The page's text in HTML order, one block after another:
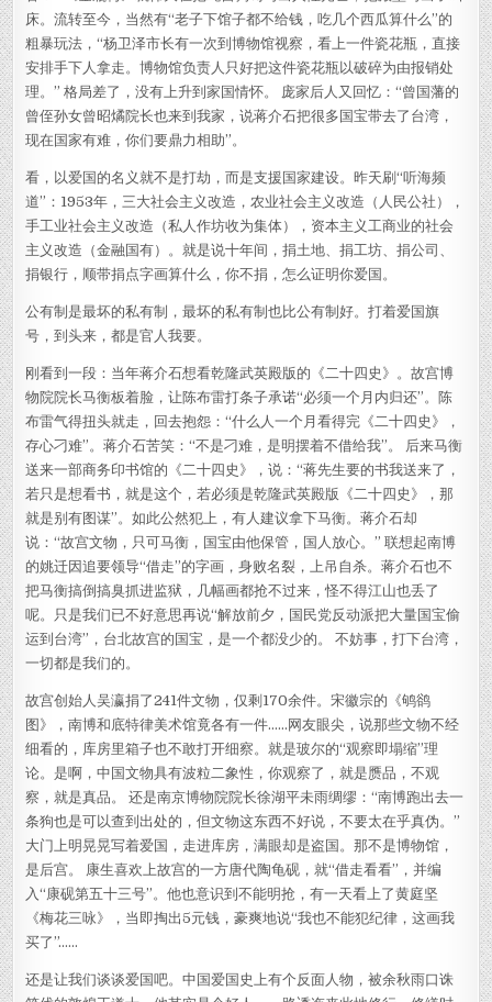
床。流转至今，当然有“老子下馆子都不给钱，吃几个西瓜算什么”的
粗暴玩法，“杨卫泽市长有一次到博物馆视察，看上一件瓷花瓶，直接
安排手下人拿走。博物馆负责人只好把这件瓷花瓶以破碎为由报销处
理。” 格局差了，没有上升到家国情怀。 庞家后人又回忆：“曾国藩的
曾侄孙女曾昭燏院长也来到我家，说蒋介石把很多国宝带去了台湾，
现在国家有难，你们要鼎力相助”。
看，以爱国的名义就不是打劫，而是支援国家建设。昨天刷“听海频
道”：1953年，三大社会主义改造，农业社会主义改造（人民公社），
手工业社会主义改造（私人作坊收为集体），资本主义工商业的社会
主义改造（金融国有）。就是说十年间，捐土地、捐工坊、捐公司、
捐银行，顺带捐点字画算什么，你不捐，怎么证明你爱国。
公有制是最坏的私有制，最坏的私有制也比公有制好。打着爱国旗
号，到头来，都是官人我要。
刚看到一段：当年蒋介石想看乾隆武英殿版的《二十四史》。故宫博
物院院长马衡板着脸，让陈布雷打条子承诺“必须一个月内归还”。陈
布雷气得扭头就走，回去抱怨：“什么人一个月看得完《二十四史》，
存心刁难”。蒋介石苦笑：“不是刁难，是明摆着不借给我”。 后来马衡
送来一部商务印书馆的《二十四史》，说：“蒋先生要的书我送来了，
若只是想看书，就是这个，若必须是乾隆武英殿版《二十四史》，那
就是别有图谋”。如此公然犯上，有人建议拿下马衡。蒋介石却
说：“故宫文物，只可马衡，国宝由他保管，国人放心。” 联想起南博
的姚迁因追要领导“借走”的字画，身败名裂，上吊自杀。蒋介石也不
把马衡搞倒搞臭抓进监狱，几幅画都抢不过来，怪不得江山也丢了
呢。只是我们已不好意思再说“解放前夕，国民党反动派把大量国宝偷
运到台湾”，台北故宫的国宝，是一个都没少的。 不妨事，打下台湾，
一切都是我们的。
故宫创始人吴瀛捐了241件文物，仅剩170余件。宋徽宗的《鸲鹆
图》，南博和底特律美术馆竟各有一件……网友眼尖，说那些文物不经
细看的，库房里箱子也不敢打开细察。就是玻尔的“观察即塌缩”理
论。是啊，中国文物具有波粒二象性，你观察了，就是赝品，不观
察，就是真品。 还是南京博物院院长徐湖平未雨绸缪：“南博跑出去一
条狗也是可以查到出处的，但文物这东西不好说，不要太在乎真伪。”
大门上明晃晃写着爱国，走进库房，满眼却是盗国。那不是博物馆，
是后宫。 康生喜欢上故宫的一方唐代陶龟砚，就“借走看看”，并编
入“康砚第五十三号”。他也意识到不能明抢，有一天看上了黄庭坚
《梅花三咏》，当即掏出5元钱，豪爽地说“我也不能犯纪律，这画我
买了”……
还是让我们谈谈爱国吧。中国爱国史上有个反面人物，被余秋雨口诛